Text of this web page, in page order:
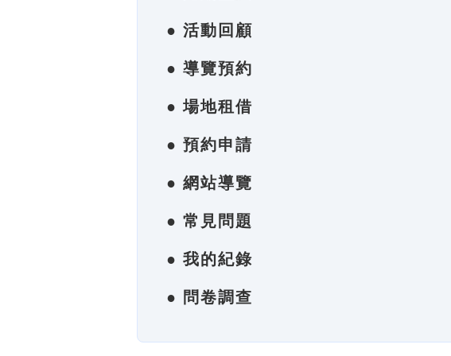
● 活動回顧
● 導覽預約
● 場地租借
● 預約申請
● 網站導覽
● 常見問題
● 我的紀錄
● 問卷調查